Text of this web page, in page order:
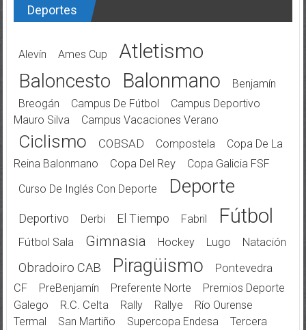
Deportes
Alevín Ames Cup Atletismo
Baloncesto Balonmano
Benjamín
Breogán
Campus De Fútbol
Campus Deportivo
Mauro Silva
Campus Vacaciones Verano
Ciclismo COBSAD Compostela
Copa De La
Reina Balonmano
Copa Del Rey
Copa Galicia FSF
Curso De Inglés Con Deporte
Deporte
Deportivo Derbi El Tiempo Fabril Fútbol
Fútbol Sala Gimnasia Hockey Lugo Natación
Obradoiro CAB Piragüismo
Pontevedra
CF
PreBenjamín Preferente Norte
Premios Deporte
Galego
R.C. Celta Rally Rallye
Río Ourense
Termal
San Martiño Supercopa Endesa
Tercera